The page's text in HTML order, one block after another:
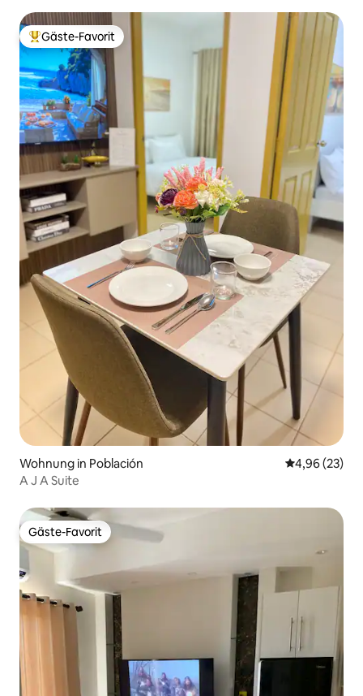
Beliebter Gäste-Favorit.
Gäste-Favorit
Wohnung in Población
4,96 (23)
A J A Suite
Gäste-Favorit
Gäste-Favorit